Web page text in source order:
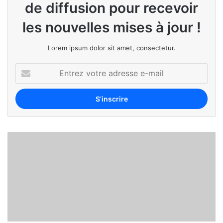
de diffusion pour recevoir
les nouvelles mises à jour !
Lorem ipsum dolor sit amet, consectetur.